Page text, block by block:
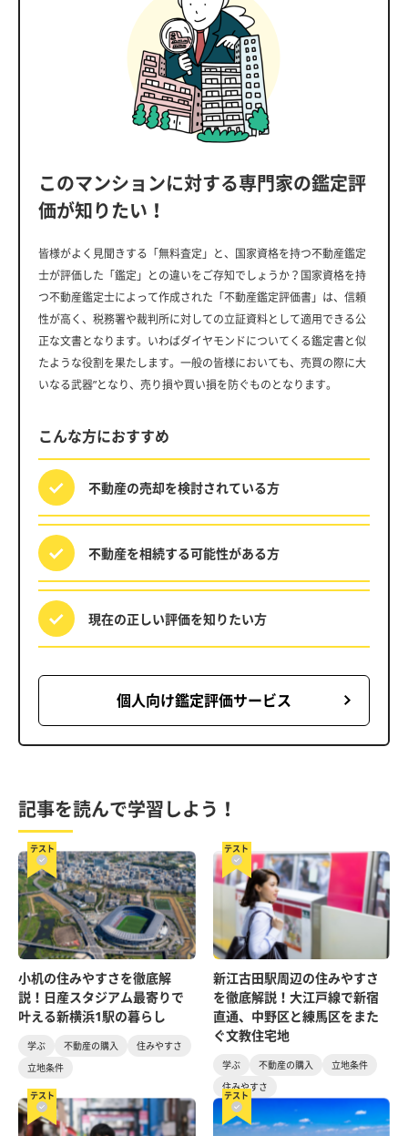
このマンションに対する専門家の鑑定評
価が知りたい！
皆様がよく見聞きする「無料査定」と、国家資格を持つ不動産鑑定
士が評価した「鑑定」との違いをご存知でしょうか？国家資格を持
つ不動産鑑定士によって作成された「不動産鑑定評価書」は、信頼
性が高く、税務署や裁判所に対しての立証資料として適用できる公
正な文書となります。いわばダイヤモンドについてくる鑑定書と似
たような役割を果たします。一般の皆様においても、売買の際に大
いなる武器”となり、売り損や買い損を防ぐものとなります。
こんな方におすすめ
不動産の売却を検討されている方
不動産を相続する可能性がある方
現在の正しい評価を知りたい方
個人向け鑑定評価サービス
記事を読んで学習しよう！
テスト
小机の住みやすさを徹底解
説！日産スタジアム最寄りで
叶える新横浜1駅の暮らし
学ぶ 不動産の購入
住みやすさ
立地条件
テスト
新江古田駅周辺の住みやすさ
を徹底解説！大江戸線で新宿
直通、中野区と練馬区をまた
ぐ文教住宅地
学ぶ 不動産の購入
立地条件
住みやすさ
テスト テスト